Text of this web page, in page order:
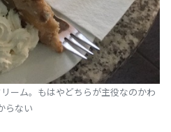
ーム。もはやどちらが主役なのかわ
らない